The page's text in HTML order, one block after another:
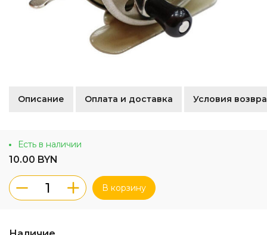
Описание Оплата и доставка Условия
Есть в наличии
10.00 BYN
В корзину